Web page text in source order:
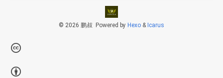
© 2026 鹏叔 Powered by Hexo & Icarus